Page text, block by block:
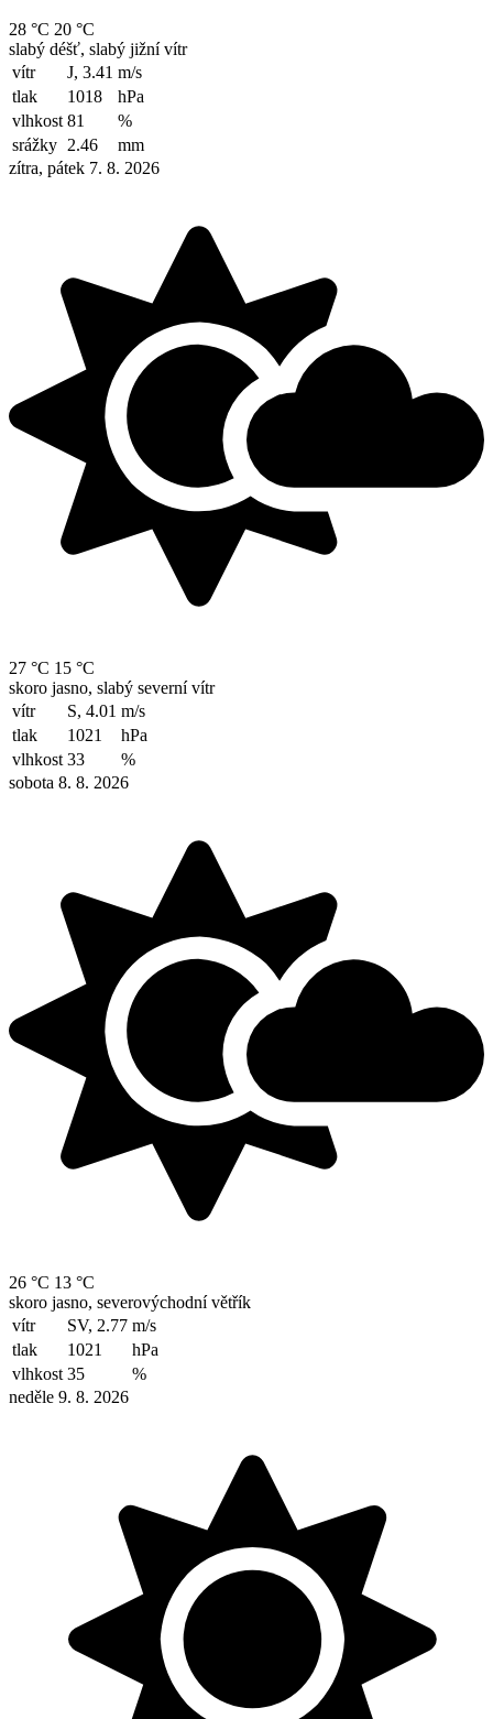
28 °C 20 °C
slabý déšť, slabý jižní vítr
vítr
J, 3.41 m/s
tlak
1018
hPa
vlhkost 81
%
srážky 2.46
mm
zítra, pátek 7. 8. 2026
27 °C 15 °C
skoro jasno, slabý severní vítr
vítr
S, 4.01 m/s
tlak
1021
hPa
vlhkost 33
%
sobota 8. 8. 2026
26 °C 13 °C
skoro jasno, severovýchodní větřík
vítr
SV, 2.77 m/s
tlak
1021
hPa
vlhkost 35
%
neděle 9. 8. 2026